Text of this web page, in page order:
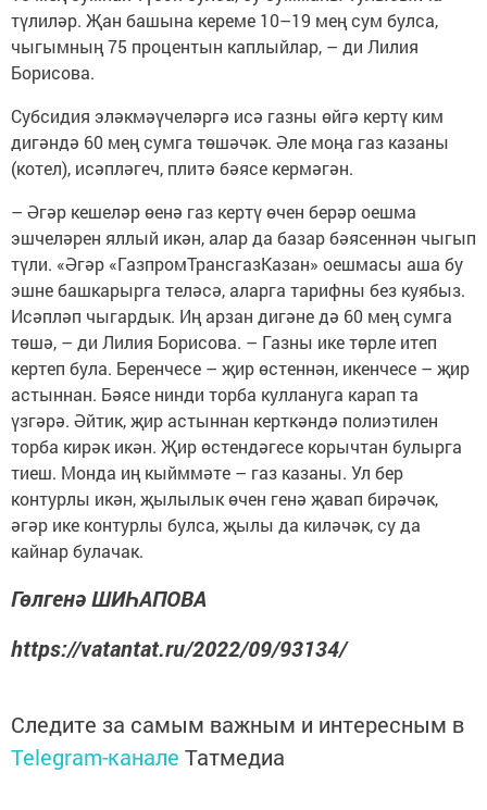
түлиләр. Җан башына кереме 10–19 мең сум булса,
чыгымның 75 процентын каплыйлар, – ди Лилия
Борисова.
Субсидия эләкмәүчеләргә исә газны өйгә кертү ким
дигәндә 60 мең сумга төшәчәк. Әле моңа газ казаны
(котел), исәпләгеч, плитә бәясе кермәгән.
– Әгәр кешеләр өенә газ кертү өчен берәр оешма
эшчеләрен яллый икән, алар да базар бәясеннән чыгып
түли. «Әгәр «ГазпромТрансгазКазан» оешмасы аша бу
эшне башкарырга теләсә, аларга тарифны без куябыз.
Исәпләп чыгардык. Иң арзан дигәне дә 60 мең сумга
төшә, – ди Лилия Борисова. – Газны ике төрле итеп
кертеп була. Беренчесе – җир өстеннән, икенчесе – җир
астыннан. Бәясе нинди торба куллануга карап та
үзгәрә. Әйтик, җир астыннан керткәндә полиэтилен
торба кирәк икән. Җир өстендәгесе корычтан булырга
тиеш. Монда иң кыйммәте – газ казаны. Ул бер
контурлы икән, җылылык өчен генә җавап бирәчәк,
әгәр ике контурлы булса, җылы да киләчәк, су да
кайнар булачак.
Гөлгенә ШИҺАПОВА
https://vatantat.ru/2022/09/93134/
Следите за самым важным и интересным в
Telegram-канале Татмедиа